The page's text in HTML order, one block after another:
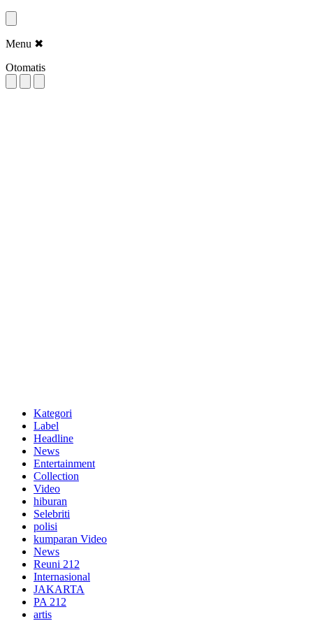
Menu ✖
Otomatis
Kategori
Label
Headline
News
Entertainment
Collection
Video
hiburan
Selebriti
polisi
kumparan Video
News
Reuni 212
Internasional
JAKARTA
PA 212
artis